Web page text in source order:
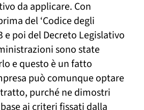
da applicare. Con
del ‘Codice degli
e poi del Decreto Legislativo
sono state
e questo è un fatto
può comunque optare
purché ne dimostri